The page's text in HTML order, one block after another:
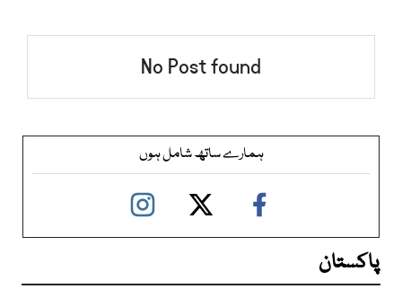
No Post found
ہمارے ساتھ شامل ہوں
پاکستان